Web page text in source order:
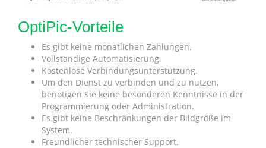
OptiPic-Vorteile
Es gibt keine monatlichen Zahlungen.
Vollständige Automatisierung.
Kostenlose Verbindungsunterstützung.
Um den Dienst zu verbinden und zu nutzen,
benötigen Sie keine besonderen Kenntnisse in der
Programmierung oder Administration.
Es gibt keine Beschränkungen der Bildgröße im
System.
Freundlicher technischer Support.